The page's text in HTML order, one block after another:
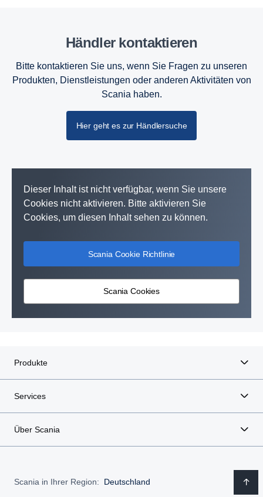
Händler kontak­tieren
Bitte kontaktieren Sie uns, wenn Sie Fragen zu unseren
Produkten, Dienstleistungen oder anderen Aktivitäten von
Scania haben.
Hier geht es zur Händlersuche
Dieser Inhalt ist nicht verfügbar, wenn Sie unsere
Cookies nicht aktivieren. Bitte aktivieren Sie
Cookies, um diesen Inhalt sehen zu können.
Scania Cookie Richtlinie
Scania Cookies
Produkte
Services
Über Scania
Scania in Ihrer Region: Deutschland